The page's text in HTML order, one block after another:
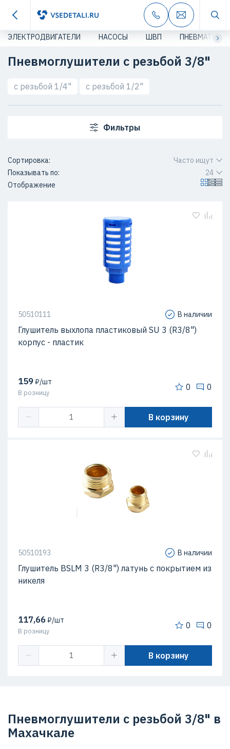
ЭЛЕКТРОДВИГАТЕЛИ НАСОСЫ ШВП ПНЕВМАТИКА
Пневмоглушители с резьбой 3/8"
с резьбой 1/4" с резьбой 1/2"
Фильтры
Сортировка:
Часто ищут
Показывать по:
24
Отображение
50510111 В наличии
Глушитель выхлопа пластиковый SU 3 (R3/8")
корпус - пластик
159₽/шт
В розницу
0 0
В корзину
50510193 В наличии
Глушитель BSLM 3 (R3/8") латунь с покрытием из
никеля
117,66₽/шт
В розницу
0 0
В корзину
Пневмоглушители с резьбой 3/8" в
Махачкале